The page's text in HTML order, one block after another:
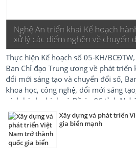
Nghệ An triển khai Kế hoạch
xử lý các điểm nghẽn về chuyển
Thực hiện Kế hoạch số 05-KH/
Ban Chỉ đạo Trung ương về phát triển
đổi mới sáng tạo và chuyển đổi số,
khoa học, công nghệ, đổi mới sáng
cách hành chính và Đề án 06 tỉnh
hoạch hành động 100 ngày xử lý các
đổi số trên địa bàn tỉnh (Kế hoạch số
02/8/2026), nhằm tạo chuyển biến
trong công tác chuyển đổi số của toàn
Xây dựng và phát triển
gia biển mạnh